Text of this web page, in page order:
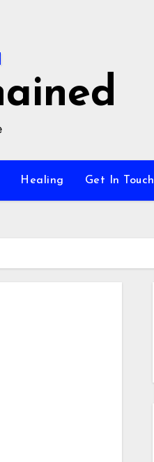
Healing Get In Touch